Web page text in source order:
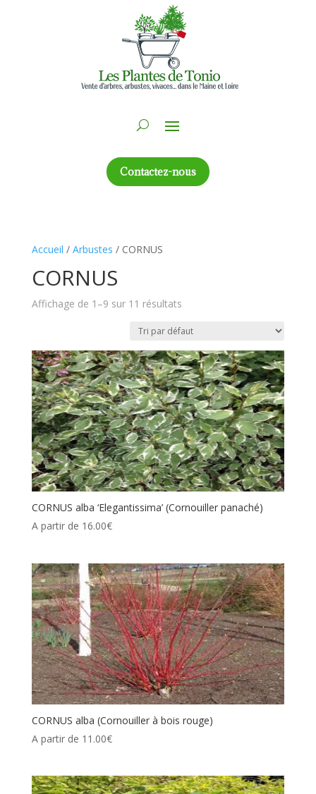
Contactez-nous
Accueil / Arbustes / CORNUS
CORNUS
Affichage de 1–9 sur 11 résultats
CORNUS alba ‘Elegantissima’ (Cornouiller panaché)
A partir de 16.00€
CORNUS alba (Cornouiller à bois rouge)
A partir de 11.00€